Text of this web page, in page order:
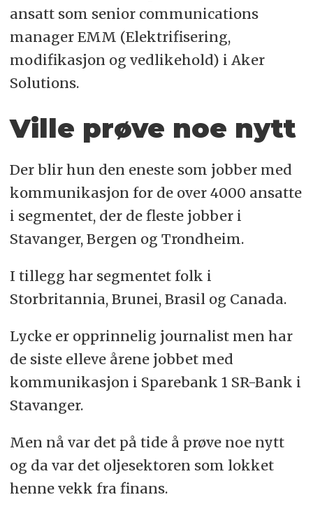
ansatt som senior communications
manager EMM (Elektrifisering,
modifikasjon og vedlikehold) i Aker
Solutions.
Ville prøve noe nytt
Der blir hun den eneste som jobber med
kommunikasjon for de over 4000 ansatte
i segmentet, der de fleste jobber i
Stavanger, Bergen og Trondheim.
I tillegg har segmentet folk i
Storbritannia, Brunei, Brasil og Canada.
Lycke er opprinnelig journalist men har
de siste elleve årene jobbet med
kommunikasjon i Sparebank 1 SR-Bank i
Stavanger.
Men nå var det på tide å prøve noe nytt
og da var det oljesektoren som lokket
henne vekk fra finans.